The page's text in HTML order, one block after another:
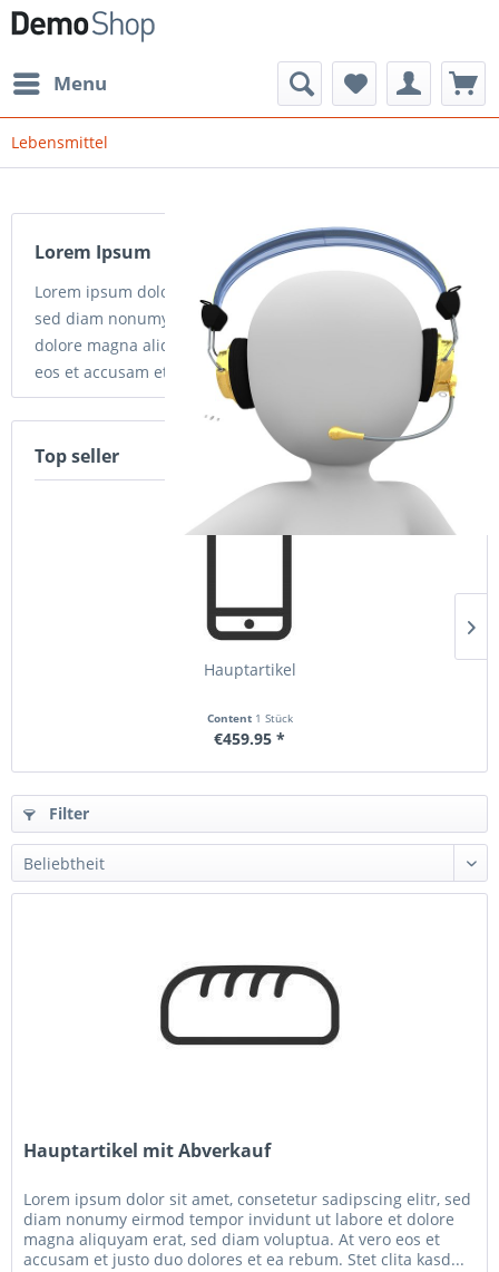
Menu
Lebensmittel
Lorem Ipsum
Lorem ipsum dolor sit amet, consetetur sadipscing elitr,
sed diam nonumy eirmod tempor invidunt ut labore et
dolore magna aliquyam erat, sed diam voluptua. At vero
eos et accusam et justo duo...
Top seller
Hauptartikel
Content 1 Stück
€459.95 *
Filter
Hauptartikel mit Abverkauf
Lorem ipsum dolor sit amet, consetetur sadipscing elitr, sed
diam nonumy eirmod tempor invidunt ut labore et dolore
magna aliquyam erat, sed diam voluptua. At vero eos et
accusam et justo duo dolores et ea rebum. Stet clita kasd...